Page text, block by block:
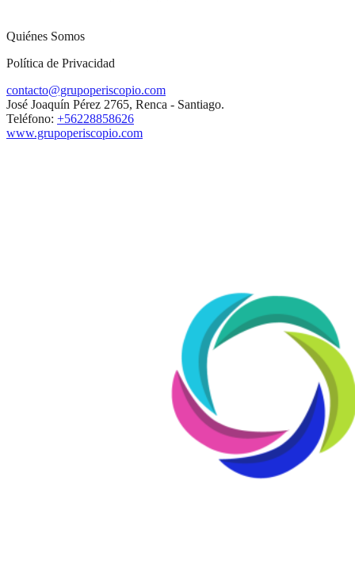
Quiénes Somos
Política de Privacidad
contacto@grupoperiscopio.com
José Joaquín Pérez 2765, Renca - Santiago.
Teléfono: +56228858626
www.grupoperiscopio.com